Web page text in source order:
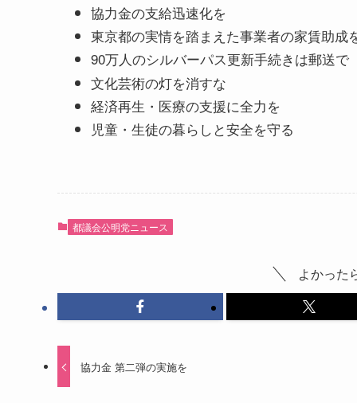
協力金の支給迅速化を
東京都の実情を踏まえた事業者の家賃助成
90万人のシルバーパス更新手続きは郵送で
文化芸術の灯を消すな
経済再生・医療の支援に全力を
児童・生徒の暮らしと安全を守る
都議会公明党ニュース
よかった
協力金 第二弾の実施を